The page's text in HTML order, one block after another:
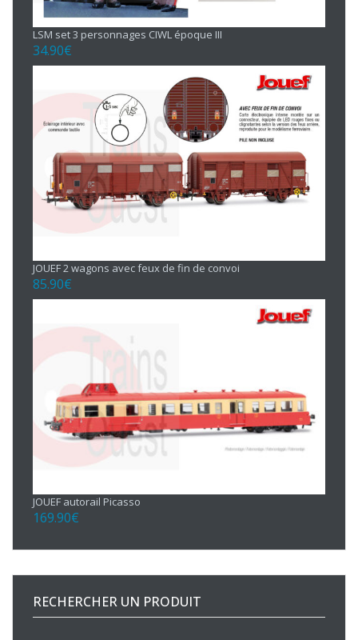
LSM set 3 personnages CIWL époque III
34.90€
JOUEF 2 wagons avec feux de fin de convoi
85.90€
JOUEF autorail Picasso
169.90€
RECHERCHER UN PRODUIT